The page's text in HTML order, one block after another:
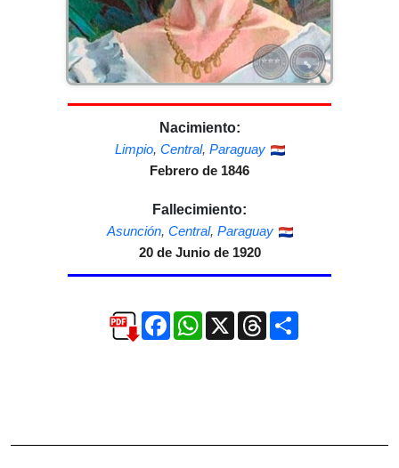
Nacimiento:
Limpio, Central, Paraguay
Febrero de 1846
Fallecimiento:
Asunción, Central, Paraguay
20 de Junio de 1920
FacebookWhatsApp
X ThreadsCompartir